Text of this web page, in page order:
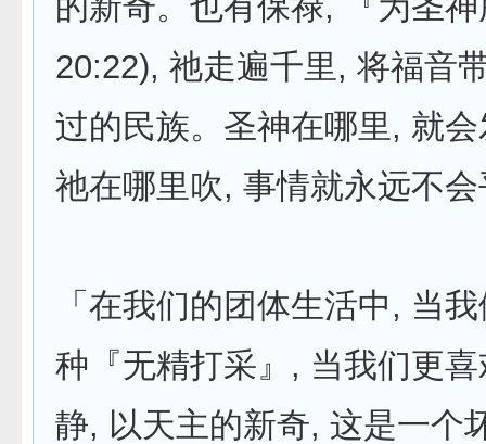
20:22), 祂走遍千里, 将福音
过的民族。圣神在哪里, 就
祂在哪里吹, 事情就永远不
「在我们的团体生活中, 当
种『无精打采』, 当我们更
静, 以天主的新奇, 这是一个